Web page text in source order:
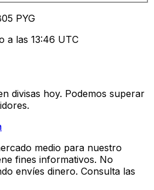
PYG
a las 13:46 UTC
divisas hoy. Podemos superar
medio para nuestro
fines informativos. No
envíes dinero. Consulta las